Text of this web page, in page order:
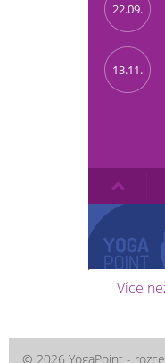
22.09.
13.11.
Více
© 2026 YogaPoint -